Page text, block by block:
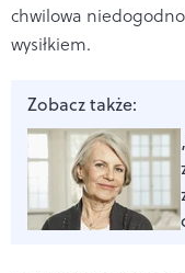
chwilowa
wysiłkiem.
Zobacz także: